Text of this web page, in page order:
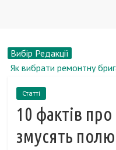
Вибір Редакції
Як вибрати ремонтну
німецькі інвестиції
10 речей в інтер'єрі, які
Автомобілі Hyundai
несподіваному місці
Статті
10 фактів
змусять